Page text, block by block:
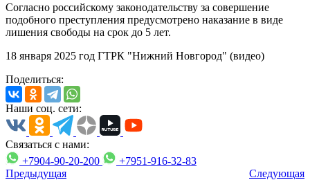
Согласно российскому законодательству за совершение
подобного преступления предусмотрено наказание в виде
лишения свободы на срок до 5 лет.
18 января 2025 год ГТРК "Нижний Новгород" (видео)
Поделиться:
Наши соц. сети:
Связаться с нами:
+7904-90-20-200
+7951-916-32-83
Предыдущая
Следующая